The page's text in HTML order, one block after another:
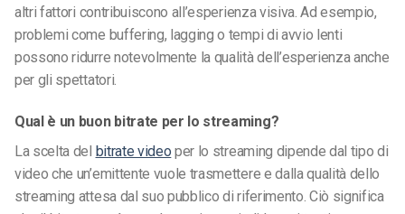
altri fattori contribuiscono all’esperienza visiva. Ad esempio,
problemi come buffering, lagging o tempi di avvio lenti
possono ridurre notevolmente la qualità dell’esperienza anche
per gli spettatori.
Qual è un buon bitrate per lo streaming?
La scelta del bitrate video per lo streaming dipende dal tipo di
video che un’emittente vuole trasmettere e dalla qualità dello
streaming attesa dal suo pubblico di riferimento. Ciò significa